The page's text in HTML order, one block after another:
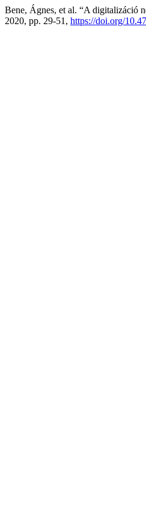
Bene, Ágnes, et al. “A digitalizáció
2020, pp. 29-51, https://doi.org/